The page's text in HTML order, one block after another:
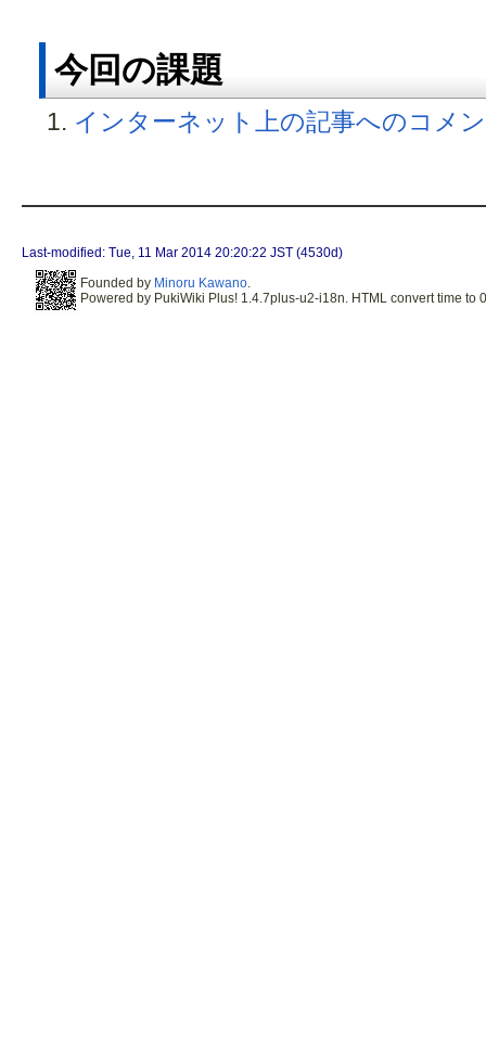
今回の課題
インターネット上の記事へのコメ
Last-modified: Tue, 11 Mar 2014 20:20:22 JST (4530d)
Founded by Minoru Kawano
Powered by PukiWiki Plus! 1.4.7plus-u2-i18n. HTML convert time to